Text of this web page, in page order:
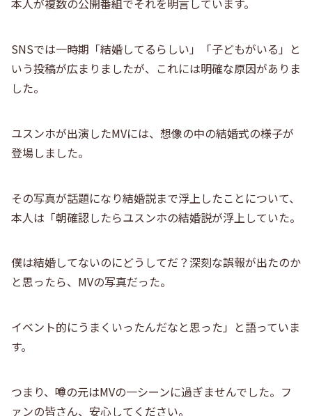
本人が複数の公開番組でそれを明言しています。
SNSでは一時期「結婚してるらしい」「子どもがいる」と
いう投稿が広まりましたが、これには明確な原因がありま
した。
ユスンホが出演したMVには、想像の中の結婚式の様子が
登場しました。
その写真が話題になり結婚説まで浮上したことについて、
本人は「朝確認したらユスンホの結婚説が浮上していた。
僕は結婚してないのにどうしてだ？深刻な誤報が出たのか
と思ったら、MVの写真だった。
イベント的にうまくいったんだなと思った」と語っていま
す。
つまり、噂の元はMVの一シーンに過ぎませんでした。フ
ァンの皆さん、安心してください。